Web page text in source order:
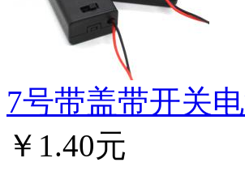
7号带盖带开关
￥1.40元